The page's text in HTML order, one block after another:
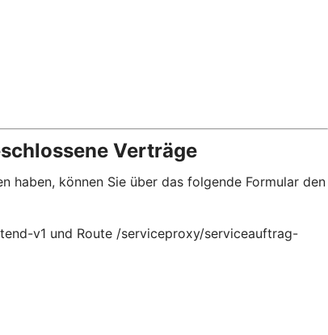
Verträge
haben, können Sie über das folgende Formular den
v1 und Route /serviceproxy/serviceauftrag-